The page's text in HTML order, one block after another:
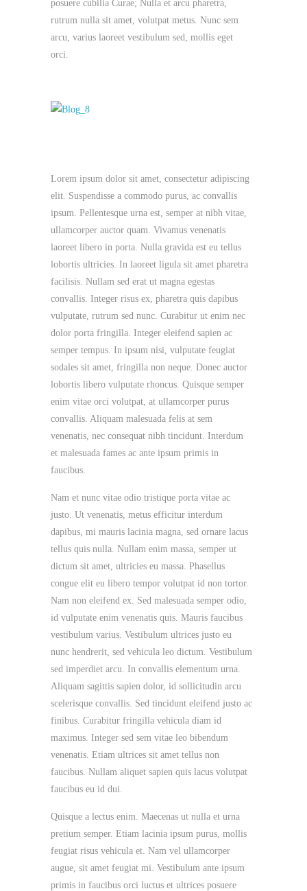
posuere cubilia Curae; Nulla et arcu pharetra,
rutrum nulla sit amet, volutpat metus. Nunc sem
arcu, varius laoreet vestibulum sed, mollis eget
orci.
Lorem ipsum dolor sit amet, consectetur adipiscing
elit. Suspendisse a commodo purus, ac convallis
ipsum. Pellentesque urna est, semper at nibh vitae,
ullamcorper auctor quam. Vivamus venenatis
laoreet libero in porta. Nulla gravida est eu tellus
lobortis ultricies. In laoreet ligula sit amet pharetra
facilisis. Nullam sed erat ut magna egestas
convallis. Integer risus ex, pharetra quis dapibus
vulputate, rutrum sed nunc. Curabitur ut enim nec
dolor porta fringilla. Integer eleifend sapien ac
semper tempus. In ipsum nisi, vulputate feugiat
sodales sit amet, fringilla non neque. Donec auctor
lobortis libero vulputate rhoncus. Quisque semper
enim vitae orci volutpat, at ullamcorper purus
convallis. Aliquam malesuada felis at sem
venenatis, nec consequat nibh tincidunt. Interdum
et malesuada fames ac ante ipsum primis in
faucibus.
Nam et nunc vitae odio tristique porta vitae ac
justo. Ut venenatis, metus efficitur interdum
dapibus, mi mauris lacinia magna, sed ornare lacus
tellus quis nulla. Nullam enim massa, semper ut
dictum sit amet, ultricies eu massa. Phasellus
congue elit eu libero tempor volutpat id non tortor.
Nam non eleifend ex. Sed malesuada semper odio,
id vulputate enim venenatis quis. Mauris faucibus
vestibulum varius. Vestibulum ultrices justo eu
nunc hendrerit, sed vehicula leo dictum. Vestibulum
sed imperdiet arcu. In convallis elementum urna.
Aliquam sagittis sapien dolor, id sollicitudin arcu
scelerisque convallis. Sed tincidunt eleifend justo ac
finibus. Curabitur fringilla vehicula diam id
maximus. Integer sed sem vitae leo bibendum
venenatis. Etiam ultrices sit amet tellus non
faucibus. Nullam aliquet sapien quis lacus volutpat
faucibus eu id dui.
Quisque a lectus enim. Maecenas ut nulla et urna
pretium semper. Etiam lacinia ipsum purus, mollis
feugiat risus vehicula et. Nam vel ullamcorper
augue, sit amet feugiat mi. Vestibulum ante ipsum
primis in faucibus orci luctus et ultrices posuere